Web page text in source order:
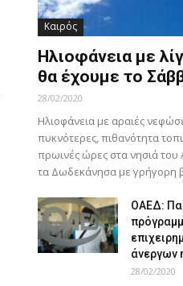
Καιρός
Ηλιοφάνεια με
θα έχουμε το
28/02/2020
Ηλιοφάνεια με αραιές
πυκνότερες, πιθανότητα
πρωινές ώρες στα νησιά του
τα Δωδεκάνησα με γρήγορη
ΟΑΕΔ:
άνεργων
28/02/2020